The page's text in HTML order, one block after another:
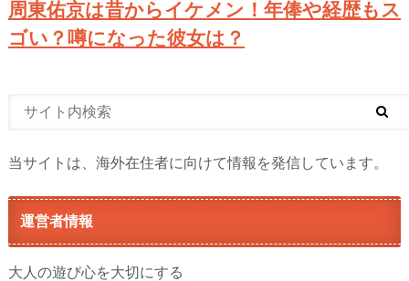
周東佑京は昔からイケメン！年俸や経歴もス
ゴい？噂になった彼女は？
当サイトは、海外在住者に向けて情報を発信しています。
運営者情報
大人の遊び心を大切にする